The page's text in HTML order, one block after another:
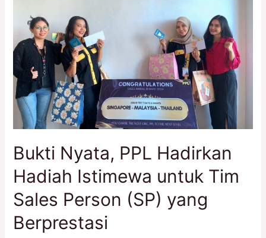
Bukti Nyata, PPL Hadirkan
Hadiah Istimewa untuk Tim
Sales Person (SP) yang
Berprestasi
Istimewa
untuk
Tim
Sales
Person
(SP)
yang
Berprestasi